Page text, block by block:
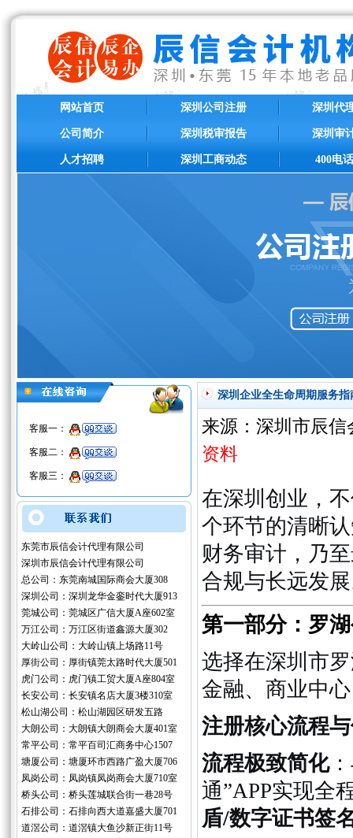
网站首页
公司简介
人才招聘
深圳公司注册
深圳税审报告
深圳工商动态
深圳代
深圳审
400电
客服一：
客服二：
客服三：
东莞市辰信会计代理有限公司
深圳市辰信会计代理有限公司
总公司：东莞南城国际商会大厦308
深圳公司：深圳龙华金銮时代大厦913
莞城公司：莞城区广信大厦A座602室
万江公司：万江区街道鑫源大厦302
大岭山公司：大岭山镇上场路11号
厚街公司：厚街镇莞太路时代大厦501
虎门公司：虎门镇工贸大厦A座804室
长安公司：长安镇名店大厦3楼310室
松山湖公司：松山湖园区研发五路
大朗公司：大朗镇大朗商会大厦401室
常平公司：常平百司汇商务中心1507
塘厦公司：塘厦环市西路广盈大厦706
凤岗公司：凤岗镇凤岗商会大厦710室
桥头公司：桥头莲城联合街一巷28号
石排公司：石排向西大道嘉盛大厦701
道滘公司：道滘镇大鱼沙新正街11号
深圳企业全生命周期服务
来源：深圳市辰
资料
在深圳创业，
个环节的清晰
财务审计，乃
合规与长远发
第一部分：罗
选择在深圳市
金融、商业中
注册核心流程
流程极致简化
通”APP实现全
盾/数字证书签